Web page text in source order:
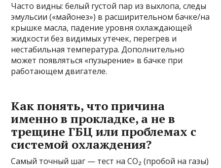
Часто видны: белый густой пар из выхлопа, следы
эмульсии («майонез») в расширительном бачке/на
крышке масла, падение уровня охлаждающей
жидкости без видимых утечек, перегрев и
нестабильная температура. Дополнительно
может появляться «пузырение» в бачке при
работающем двигателе.
Как понять, что причина
именно в прокладке, а не в
трещине ГБЦ или проблемах с
системой охлаждения?
Самый точный шаг — тест на CO₂ (пробой на газы)